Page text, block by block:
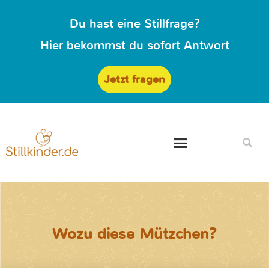
Du hast eine Stillfrage?
Hier bekommst du sofort Antwort
Jetzt fragen
Wozu diese Mützchen?